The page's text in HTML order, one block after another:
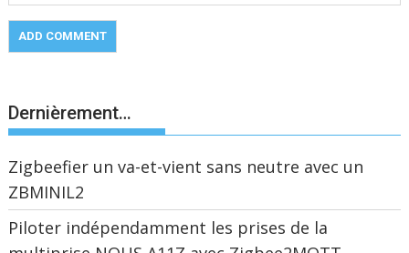
Dernièrement…
Zigbeefier un va-et-vient sans neutre avec un
ZBMINIL2
Piloter indépendamment les prises de la